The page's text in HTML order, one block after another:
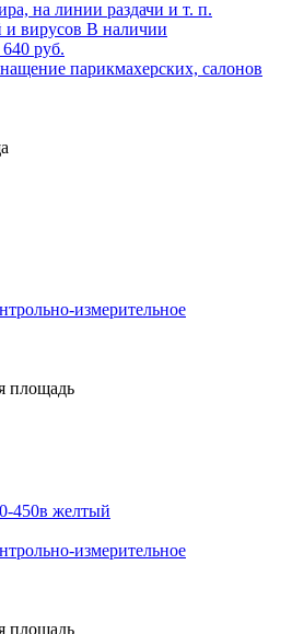
на линии раздачи и т. п.
вирусов В наличии
640 руб.
парикмахерских, салонов
измерительное
площадь
450в желтый
измерительное
площадь